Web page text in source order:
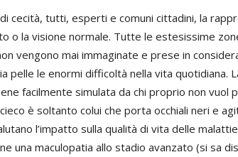
cecità, tutti, esperti e comuni cittadini, la
o la visione normale. Tutte le estesissime
vengono mai immaginate e prese in
pelle le enormi difficoltà nella vita quotidiana.
facilmente simulata da chi proprio non vuol
è soltanto colui che porta occhiali neri e
l’impatto sulla qualità di vita delle
una maculopatia allo stadio avanzato (si sa